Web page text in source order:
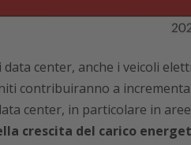
data center, anche i veicoli
contribuiranno a
center, in particolare in
crescita del carico